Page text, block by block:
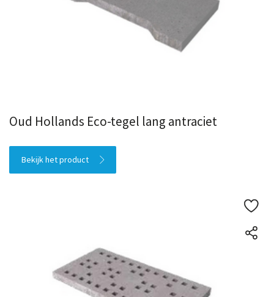
Oud Hollands Eco-tegel lang antraciet
Bekijk het product